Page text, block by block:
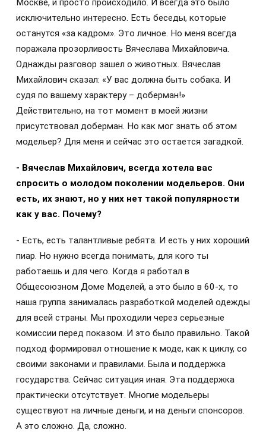
Москве, и просто происходило. И всегда это было
исключительно интересно. Есть беседы, которые
останутся «за кадром». Это личное. Но меня всегда
поражала прозорливость Вячеслава Михайловича.
Однажды разговор зашел о животных. Вячеслав
Михайлович сказал: «У вас должна быть собака. И
судя по вашему характеру – доберман!»
Действительно, на тот момент в моей жизни
присутствовал доберман. Но как мог знать об этом
модельер? Для меня и сейчас это остается загадкой.
- Вячеслав Михайлович, всегда хотела вас
спросить о молодом поколении модельеров. Они
есть, их знают, но у них нет такой популярности
как у вас. Почему?
- Есть, есть талантливые ребята. И есть у них хороший
пиар. Но нужно всегда понимать, для кого ты
работаешь и для чего. Когда я работал в
Общесоюзном Доме Моделей, а это было в 60-х, то
наша группа занималась разработкой моделей одежды
для всей страны. Мы проходили через серьезные
комиссии перед показом. И это было правильно. Такой
подход формировал отношение к моде, как к циклу, со
своими законами и правилами. Была и поддержка
государства. Сейчас ситуация иная. Эта поддержка
практически отсутствует. Многие модельеры
существуют на личные деньги, и на деньги спонсоров.
А это сложно. Да, сложно.